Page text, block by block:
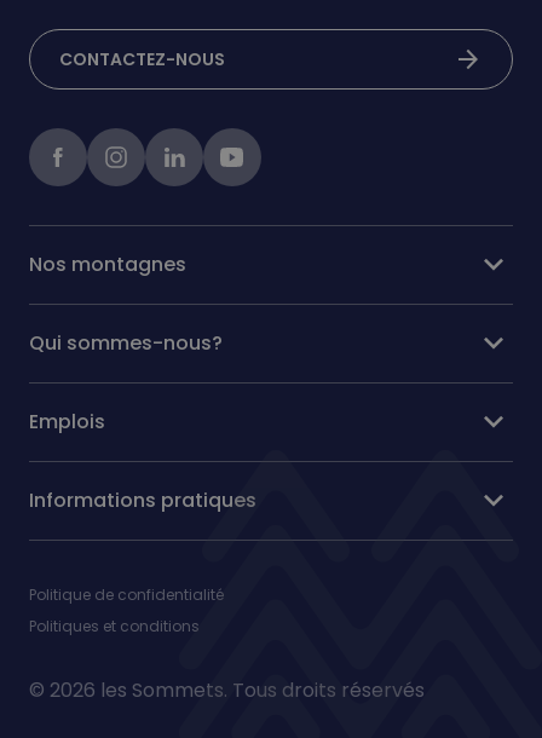
CONTACTEZ-NOUS arrow_forward
FacebookinstagramlinkedInYoutube
Nos montagnes expand_more
Qui sommes-nous? expand_more
Emplois expand_more
Informations pratiques expand_more
Politique de confidentialité
Politiques et conditions
© 2026 les Sommets. Tous droits réservés